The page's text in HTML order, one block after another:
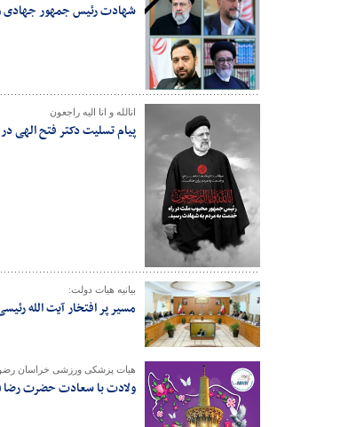
شهادت رئیس جمهور جهادی
انالله و انا الیه راجعون
پیام تسلیت دکتر فتح الهی
بیانیه هیات دولت:
مسیر پر افتخار آیت الله
هیات پزشکی ورزشی خراسان
ولادت با سعادت حضرت